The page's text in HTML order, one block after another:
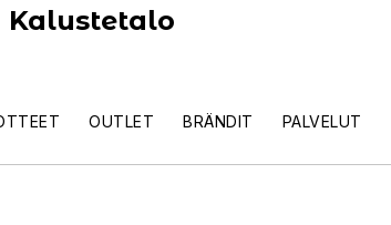
Kalustetalo
OUTLET BRÄNDIT PALVELUT